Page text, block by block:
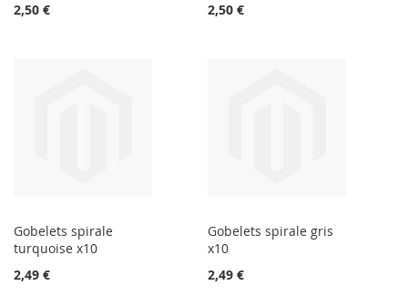
2,50 €
2,50 €
Gobelets spirale
turquoise x10
2,49 €
Gobelets spirale gris
x10
2,49 €